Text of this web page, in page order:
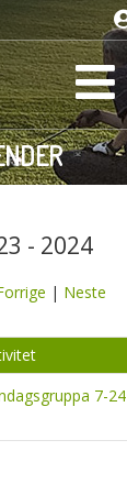
- 2024
| Neste
7-24